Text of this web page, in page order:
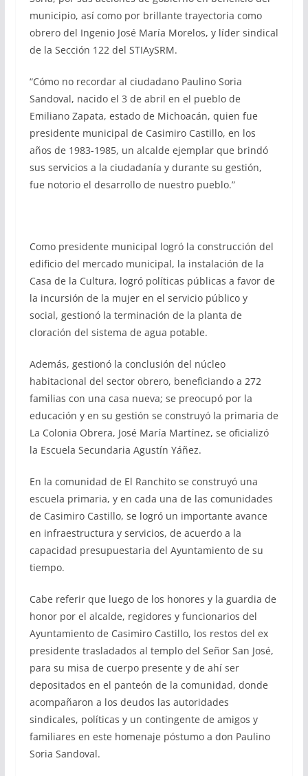
municipio, así como por brillante trayectoria como
obrero del Ingenio José María Morelos, y líder sindical
de la Sección 122 del STIAySRM.
“Cómo no recordar al ciudadano Paulino Soria
Sandoval, nacido el 3 de abril en el pueblo de
Emiliano Zapata, estado de Michoacán, quien fue
presidente municipal de Casimiro Castillo, en los
años de 1983-1985, un alcalde ejemplar que brindó
sus servicios a la ciudadanía y durante su gestión,
fue notorio el desarrollo de nuestro pueblo.”
Como presidente municipal logró la construcción del
edificio del mercado municipal, la instalación de la
Casa de la Cultura, logró políticas públicas a favor de
la incursión de la mujer en el servicio público y
social, gestionó la terminación de la planta de
cloración del sistema de agua potable.
Además, gestionó la conclusión del núcleo
habitacional del sector obrero, beneficiando a 272
familias con una casa nueva; se preocupó por la
educación y en su gestión se construyó la primaria de
La Colonia Obrera, José María Martínez, se oficializó
la Escuela Secundaria Agustín Yáñez.
En la comunidad de El Ranchito se construyó una
escuela primaria, y en cada una de las comunidades
de Casimiro Castillo, se logró un importante avance
en infraestructura y servicios, de acuerdo a la
capacidad presupuestaria del Ayuntamiento de su
tiempo.
Cabe referir que luego de los honores y la guardia de
honor por el alcalde, regidores y funcionarios del
Ayuntamiento de Casimiro Castillo, los restos del ex
presidente trasladados al templo del Señor San José,
para su misa de cuerpo presente y de ahí ser
depositados en el panteón de la comunidad, donde
acompañaron a los deudos las autoridades
sindicales, políticas y un contingente de amigos y
familiares en este homenaje póstumo a don Paulino
Soria Sandoval.